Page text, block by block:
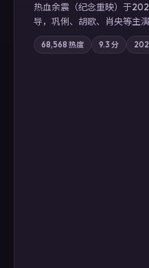
热血余震（纪念重映）于
导，巩俐、胡歌、肖央等主
的执念在暴风雨夜正面相撞
可通过「国产免费观看高清
68,568 热度 9.3 分